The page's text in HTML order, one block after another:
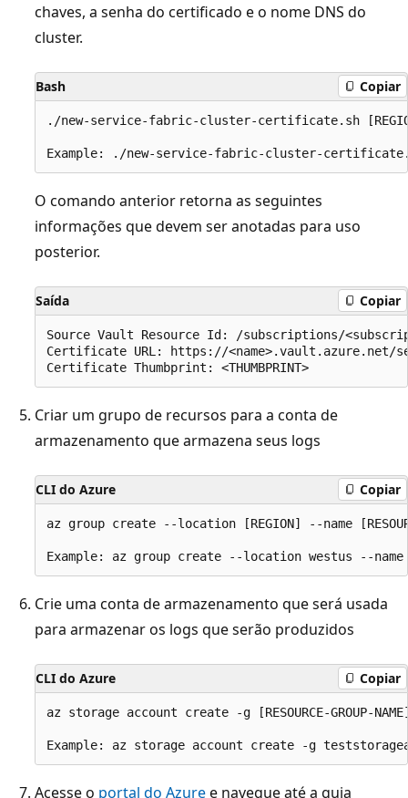
chaves, a senha do certificado e o nome DNS do
cluster.
Bash Copiar
./new-service-fabric-cluster-certificate.sh [REGION] [KEY-
O comando anterior retorna as seguintes
informações que devem ser anotadas para uso
posterior.
Saída Copiar
Source Vault Resource Id: /subscriptions/
Certificate URL: https://<name>.vault.azure.net/
Criar um grupo de recursos para a conta de
armazenamento que armazena seus logs
CLI do Azure Copiar
az group create --location [REGION] --name
Crie uma conta de armazenamento que será usada
para armazenar os logs que serão produzidos
CLI do Azure Copiar
az storage account create -g [RESOURCE-GROUP-
Acesse o portal do Azuree navegue até a guia